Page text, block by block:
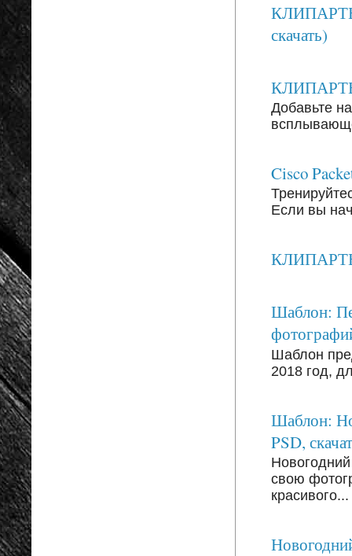
скачать)
КЛИПАРТЫ:
Добавьте
Cisco
Если вы
КЛИПАРТЫ:
Шаблон:
Шаблон
2018 год,
Шаблон:
PSD,
свою
красивого...